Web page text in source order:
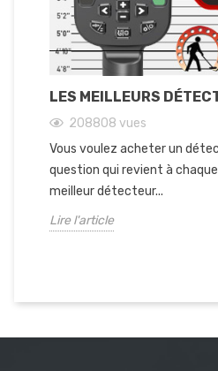
LES MEILLEURS
208808 vues
Vous voulez acheter un
question qui revient à
meilleur détecteur...
Lire l'article